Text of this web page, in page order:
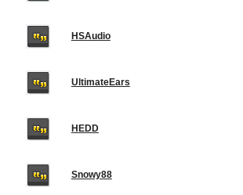
HSAudio
UltimateEars
HEDD
Snowy88